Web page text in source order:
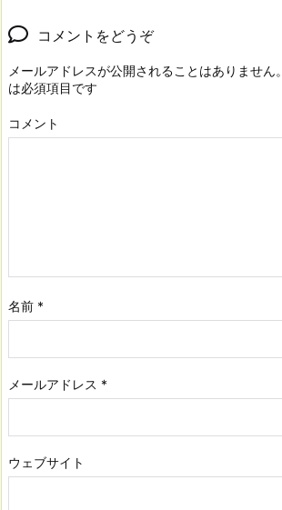
コメントをどうぞ
メールアドレスが公開されることはありません。
は必須項目です
コメント
名前 *
メールアドレス *
ウェブサイト